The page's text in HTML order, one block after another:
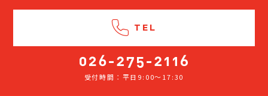
TEL
受付時間：平日9:00～17:30